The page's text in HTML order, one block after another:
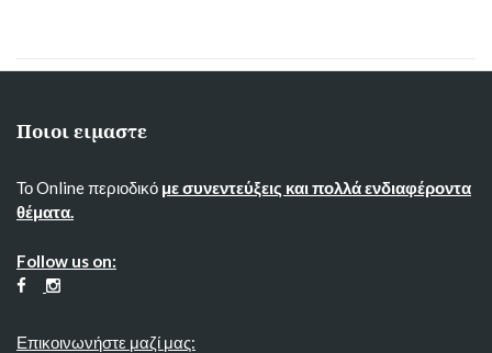
Ποιοι ειμαστε
Το Online περιοδικό με συνεντεύξεις και πολλά ενδιαφέροντα
θέματα.
Follow us on:
Επικοινωνήστε μαζί μας: